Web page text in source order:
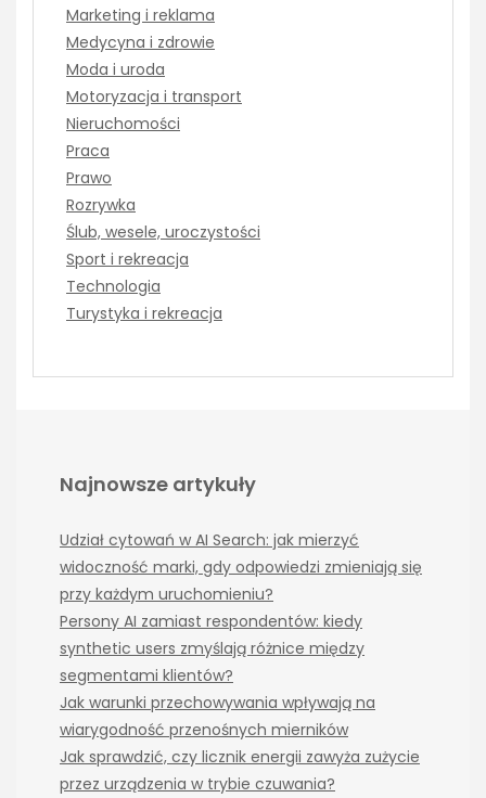
Marketing i reklama
Medycyna i zdrowie
Moda i uroda
Motoryzacja i transport
Nieruchomości
Praca
Prawo
Rozrywka
Ślub, wesele, uroczystości
Sport i rekreacja
Technologia
Turystyka i rekreacja
Najnowsze artykuły
Udział cytowań w AI Search: jak mierzyć
widoczność marki, gdy odpowiedzi zmieniają się
przy każdym uruchomieniu?
Persony AI zamiast respondentów: kiedy
synthetic users zmyślają różnice między
segmentami klientów?
Jak warunki przechowywania wpływają na
wiarygodność przenośnych mierników
Jak sprawdzić, czy licznik energii zawyża zużycie
przez urządzenia w trybie czuwania?